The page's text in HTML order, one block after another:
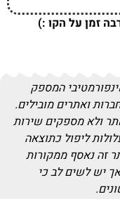
זמן על הקו :)
המספק
ואתרים מובילים.
ולא מספקים שירות
ליפול כתוצאה
זה נאסף ממקורות
יש לשים לב כי